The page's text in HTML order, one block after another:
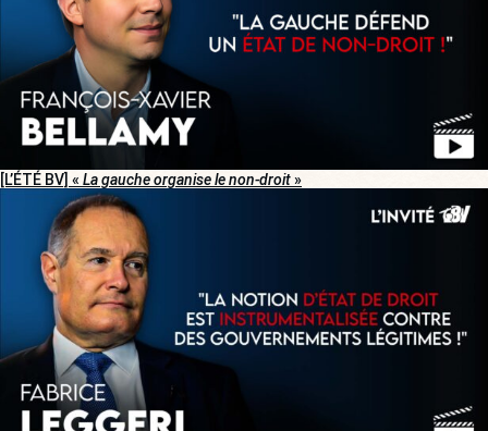
[L’ÉTÉ BV] « La gauche organise le non-droit»